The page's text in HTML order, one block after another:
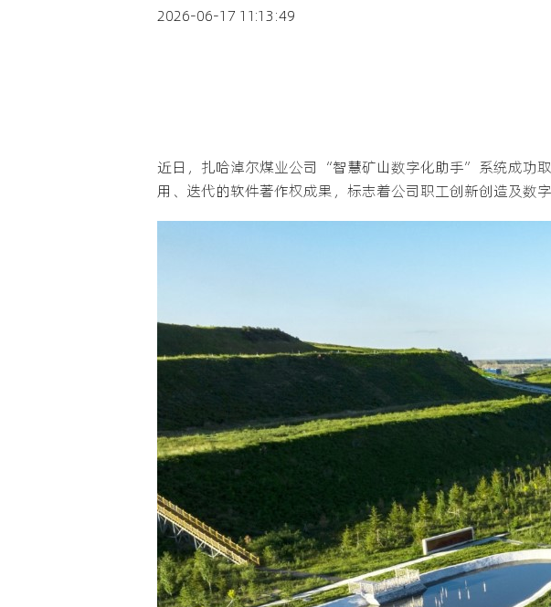
2026-06-17 11:13:49
近日，扎哈淖尔煤业公司“智慧矿山数字化助手”系统成功
用、迭代的软件著作权成果，标志着公司职工创新创造及数